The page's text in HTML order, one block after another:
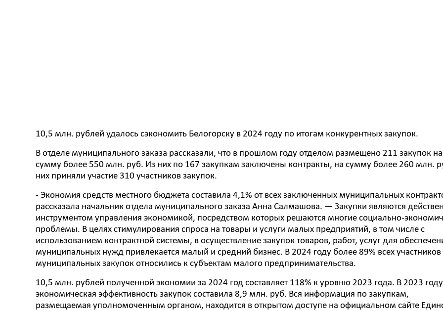
10,5 млн. рублей удалось сэкономить Белогорску в 2024 году по итогам конкурентных закупок.
В отделе муниципального заказа рассказали, что в прошлом году отделом размещено 211 закупок на
сумму более 550 млн. руб. Из них по 167 закупкам заключены контракты, на сумму более 260 млн.
них приняли участие 310 участников закупок.
- Экономия средств местного бюджета составила 4,1% от всех заключенных муниципальных
рассказала начальник отдела муниципального заказа Анна Салмашова. — Закупки являются
инструментом управления экономикой, посредством которых решаются многие социально-
проблемы. В целях стимулирования спроса на товары и услуги малых предприятий, в том числе с
использованием контрактной системы, в осуществление закупок товаров, работ, услуг для
муниципальных нужд привлекается малый и средний бизнес. В 2024 году более 89% всех участников
муниципальных закупок относились к субъектам малого предпринимательства.
10,5 млн. рублей полученной экономии за 2024 год составляет 118% к уровню 2023 года. В 2023 году
экономическая эффективность закупок составила 8,9 млн. руб. Вся информация по закупкам,
размещаемая уполномоченным органом, находится в открытом доступе на официальном сайте